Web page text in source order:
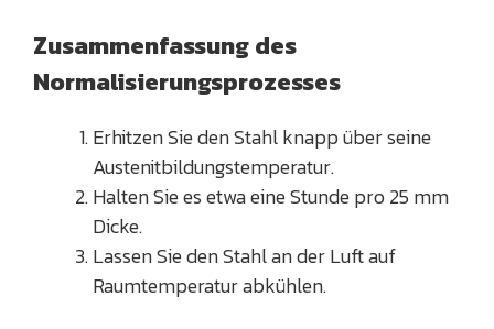
Zusammenfassung des
Normalisierungsprozesses
Erhitzen Sie den Stahl knapp über seine
Austenitbildungstemperatur.
Halten Sie es etwa eine Stunde pro 25 mm
Dicke.
Lassen Sie den Stahl an der Luft auf
Raumtemperatur abkühlen.